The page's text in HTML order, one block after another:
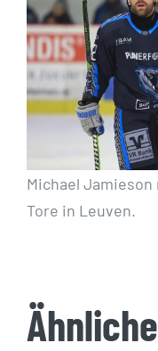
Michael
Tore in Leuven.